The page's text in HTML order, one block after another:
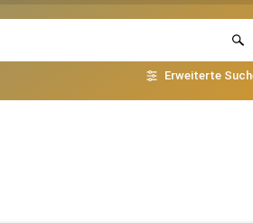
Erweiterte